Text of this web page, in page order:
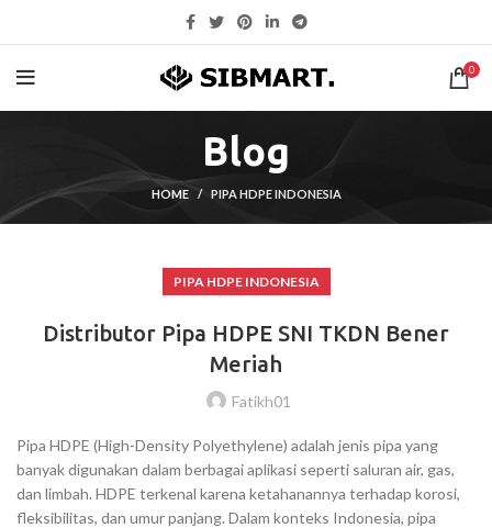
0
Blog
HOME PIPA HDPE INDONESIA
PIPA HDPE INDONESIA
Distributor Pipa HDPE SNI TKDN Bener
Meriah
Fatikh01
Pipa HDPE (High-Density Polyethylene) adalah jenis pipa yang
banyak digunakan dalam berbagai aplikasi seperti saluran air, gas,
dan limbah. HDPE terkenal karena ketahanannya terhadap korosi,
fleksibilitas, dan umur panjang. Dalam konteks Indonesia, pipa